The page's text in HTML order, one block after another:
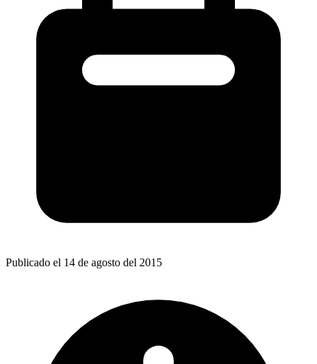
Publicado el 14 de agosto del 2015